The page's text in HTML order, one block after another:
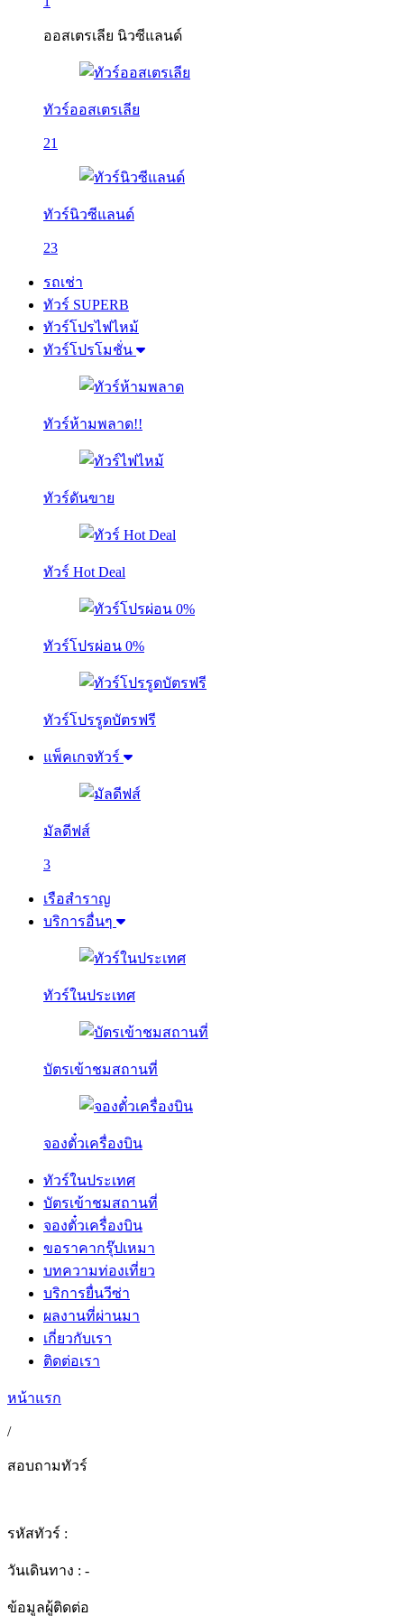
ออสเตรเลีย นิวซีแลนด์
ทัวร์ออสเตรเลีย
21
ทัวร์นิวซีแลนด์
23
รถเช่า
ทัวร์ SUPERB
ทัวร์โปรไฟไหม้
ทัวร์โปรโมชั่น
ทัวร์ห้ามพลาด!!
ทัวร์ดันขาย
ทัวร์ Hot Deal
ทัวร์โปรผ่อน 0%
ทัวร์โปรรูดบัตรฟรี
แพ็คเกจทัวร์
มัลดีฟส์
3
เรือสำราญ
บริการอื่นๆ
ทัวร์ในประเทศ
บัตรเข้าชมสถานที่
จองตั๋วเครื่องบิน
ทัวร์ในประเทศ
บัตรเข้าชมสถานที่
จองตั๋วเครื่องบิน
ขอราคากรุ๊ปเหมา
บทความท่องเที่ยว
บริการยื่นวีซ่า
ผลงานที่ผ่านมา
เกี่ยวกับเรา
ติดต่อเรา
หน้าแรก
/
สอบถามทัวร์
รหัสทัวร์ :
วันเดินทาง : -
ข้อมูลผู้ติดต่อ